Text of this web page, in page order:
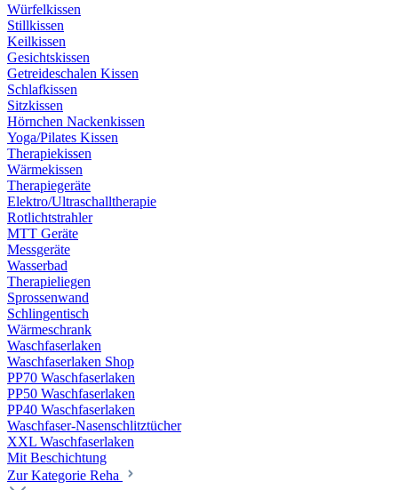
Würfelkissen
Stillkissen
Keilkissen
Gesichtskissen
Getreideschalen Kissen
Schlafkissen
Sitzkissen
Hörnchen Nackenkissen
Yoga/Pilates Kissen
Therapiekissen
Wärmekissen
Therapiegeräte
Elektro/Ultraschalltherapie
Rotlichtstrahler
MTT Geräte
Messgeräte
Wasserbad
Therapieliegen
Sprossenwand
Schlingentisch
Wärmeschrank
Waschfaserlaken
Waschfaserlaken Shop
PP70 Waschfaserlaken
PP50 Waschfaserlaken
PP40 Waschfaserlaken
Waschfaser-Nasenschlitztücher
XXL Waschfaserlaken
Mit Beschichtung
Zur Kategorie Reha